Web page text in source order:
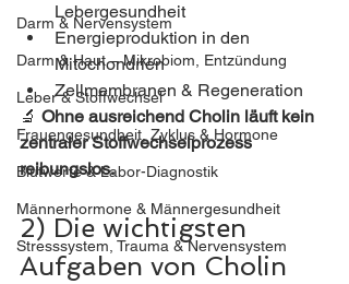
Darm & Nervensystem
Darm & Haut – Mikrobiom, Entzündung
Leber & Stoffwechsel
Frauengesundheit, Zyklus & Hormone
Blutwerte & Labor-Diagnostik
Männerhormone & Männergesundheit
Stresssystem, Trauma & Nervensystem
Lebergesundheit
Energieproduktion in den
Mitochondrien
Zellmembranen & Regeneration
🔬 Ohne ausreichend Cholin läuft kein
zentraler Stoffwechselprozess
reibungslos.
2) Die wichtigsten
Aufgaben von Cholin